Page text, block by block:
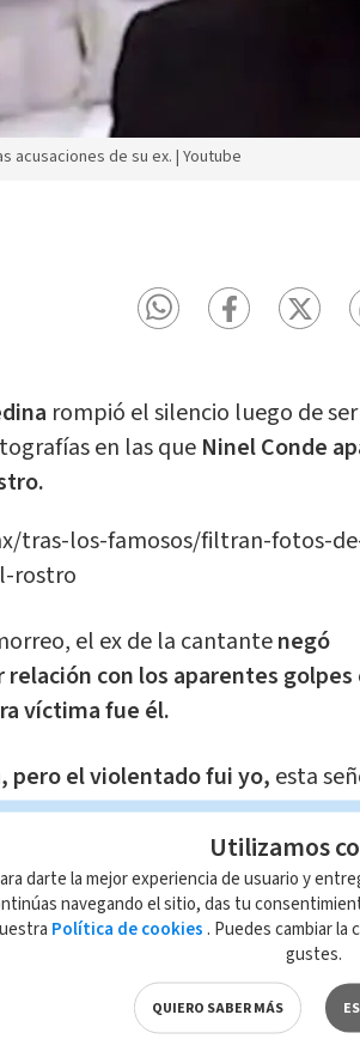
acusaciones de su ex. | Youtube
rompió el silencio luego de ser
en las que Ninel Conde
tras-los-famosos/filtran-fotos-
rostro
el ex de la cantantenegó
con los aparentes golpes
víctima fue él.
pero el violentado fui yo, esta
muy visceral y Dios sabe que no
que no miento", reveló.
hijo llegó a presenciar
"a puño cerrado",
además
"eso era lo que ella quería".
Utilizamos
darte la mejor experiencia de usuario y
navegando el sitio, das tu
Política de cookies . Puedes cambiar
gustes.
QUIERO SABER MÁS